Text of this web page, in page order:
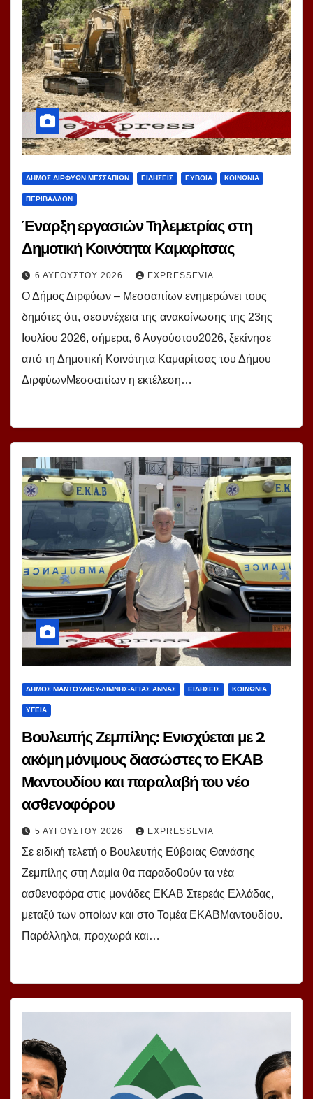
ΔΗΜΟΣ ΔΙΡΦΥΩΝ ΜΕΣΣΑΠΙΩΝ ΕΙΔΗΣΕΙΣ ΕΥΒΟΙΑ ΚΟΙΝΩΝΙΑ
ΠΕΡΙΒΑΛΛΟΝ
Έναρξη εργασιών Τηλεμετρίας στη
Δημοτική Κοινότητα Καμαρίτσας
6 ΑΥΓΟΎΣΤΟΥ 2026 EXPRESSEVIA
Ο Δήμος Διρφύων – Μεσσαπίων ενημερώνει τους
δημότες ότι, σεσυνέχεια της ανακοίνωσης της 23ης
Ιουλίου 2026, σήμερα, 6 Αυγούστου2026, ξεκίνησε
από τη Δημοτική Κοινότητα Καμαρίτσας του Δήμου
ΔιρφύωνΜεσσαπίων η εκτέλεση…
ΔΗΜΟΣ ΜΑΝΤΟΥΔΙΟΥ-ΛΙΜΝΗΣ-ΑΓΙΑΣ ΑΝΝΑΣ ΕΙΔΗΣΕΙΣ ΚΟΙΝΩΝΙΑ
ΥΓΕΙΑ
Βουλευτής Ζεμπίλης: Ενισχύεται με 2
ακόμη μόνιμους διασώστες το ΕΚΑΒ
Μαντουδίου και παραλαβή του νέο
ασθενοφόρου
5 ΑΥΓΟΎΣΤΟΥ 2026 EXPRESSEVIA
Σε ειδική τελετή ο Βουλευτής Εύβοιας Θανάσης
Ζεμπίλης στη Λαμία θα παραδοθούν τα νέα
ασθενοφόρα στις μονάδες ΕΚΑΒ Στερεάς Ελλάδας,
μεταξύ των οποίων και στο Τομέα ΕΚΑΒΜαντουδίου.
Παράλληλα, προχωρά και…